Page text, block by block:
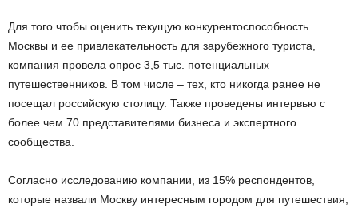
Для того чтобы оценить текущую конкурентоспособность
Москвы и ее привлекательность для зарубежного туриста,
компания провела опрос 3,5 тыс. потенциальных
путешественников. В том числе – тех, кто никогда ранее не
посещал российскую столицу. Также проведены интервью с
более чем 70 представителями бизнеса и экспертного
сообщества.
Согласно исследованию компании, из 15% респондентов,
которые назвали Москву интересным городом для путешествия,